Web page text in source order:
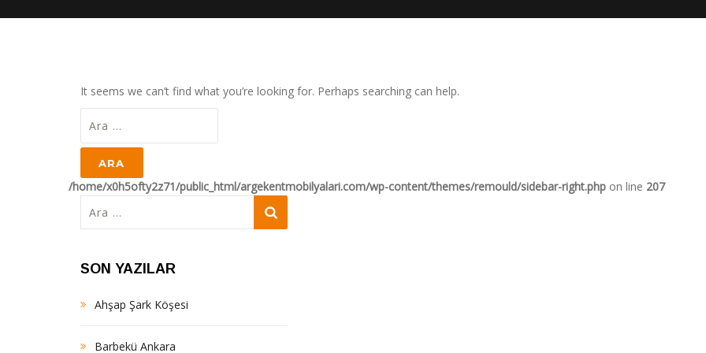
It seems we can’t find what you’re looking for. Perhaps searching can help.
/home/x0h5ofty2z71/public_html/argekentmobilyalari.com/wp-content/themes/remould/sidebar-right.php on line 207
SON YAZILAR
Ahşap Şark Köşesi
Barbekü Ankara